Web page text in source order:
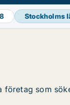
Stockholms
som